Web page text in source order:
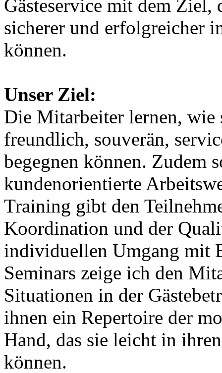
Gästeservice mit dem Ziel,
sicherer und erfolgreicher
können.
Unser Ziel:
Die Mitarbeiter lernen, wie
freundlich, souverän,
begegnen können. Zudem
kundenorientierte
Training gibt den
Koordination und der
individuellen Umgang mit
Seminars zeige ich den
Situationen in der
ihnen ein Repertoire der
Hand, das sie leicht in
können.